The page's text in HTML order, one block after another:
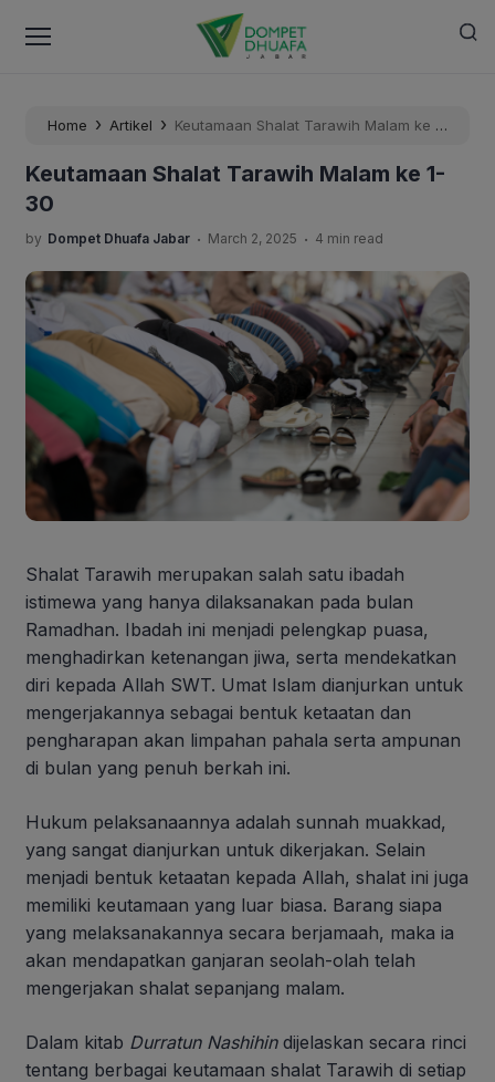
Home › Artikel › Keutamaan Shalat Tarawih Malam ke 1-
Keutamaan Shalat Tarawih Malam ke 1-
30
by Dompet Dhuafa Jabar . March 2, 2025 . 4 min read
Shalat Tarawih merupakan salah satu ibadah
istimewa yang hanya dilaksanakan pada bulan
Ramadhan. Ibadah ini menjadi pelengkap puasa,
menghadirkan ketenangan jiwa, serta mendekatkan
diri kepada Allah SWT. Umat Islam dianjurkan untuk
mengerjakannya sebagai bentuk ketaatan dan
pengharapan akan limpahan pahala serta ampunan
di bulan yang penuh berkah ini.
Hukum pelaksanaannya adalah sunnah muakkad,
yang sangat dianjurkan untuk dikerjakan. Selain
menjadi bentuk ketaatan kepada Allah, shalat ini juga
memiliki keutamaan yang luar biasa. Barang siapa
yang melaksanakannya secara berjamaah, maka ia
akan mendapatkan ganjaran seolah-olah telah
mengerjakan shalat sepanjang malam.
Dalam kitab Durratun Nashihindijelaskan secara rinci
tentang berbagai keutamaan shalat Tarawih di setiap